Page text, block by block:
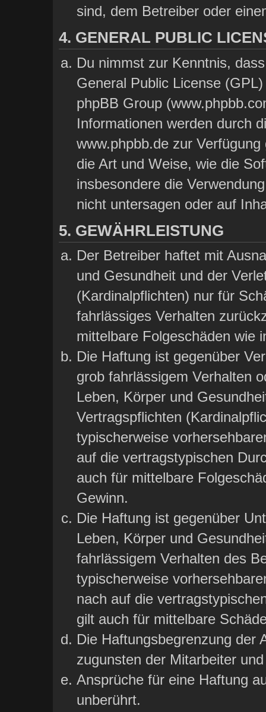
sind, dem Betreiber oder
4. GENERAL PUBLIC
Du nimmst zur Kenntnis,
General Public License
phpBB Group
Informationen werden durch
www.phpbb.de zur
die Art und Weise, wie die
insbesondere die
nicht untersagen oder auf
5. GEWÄHRLEISTUNG
Der Betreiber haftet mit
und Gesundheit und der
(Kardinalpflichten) nur für
fahrlässiges Verhalten
mittelbare Folgeschäden wie
Die Haftung ist gegenüber
grob fahrlässigem Verhalten
Leben, Körper und
Vertragspflichten
typischerweise
auf die vertragstypischen
auch für mittelbare
Gewinn.
Die Haftung ist gegenüber
Leben, Körper und
fahrlässigem Verhalten des
typischerweise
nach auf die
gilt auch für mittelbare
Die Haftungsbegrenzung der
zugunsten der Mitarbeiter
Ansprüche für eine Haftung
unberührt.